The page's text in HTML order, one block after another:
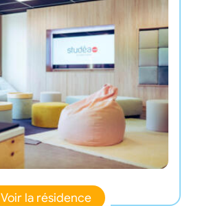
Voir la résidence